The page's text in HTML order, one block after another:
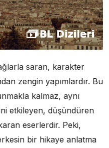
saran, karakter
zengin yapımlardır. Bu
kalmaz, aynı
etkileyen, düşündüren
eserlerdir. Peki,
bir hikaye anlatma